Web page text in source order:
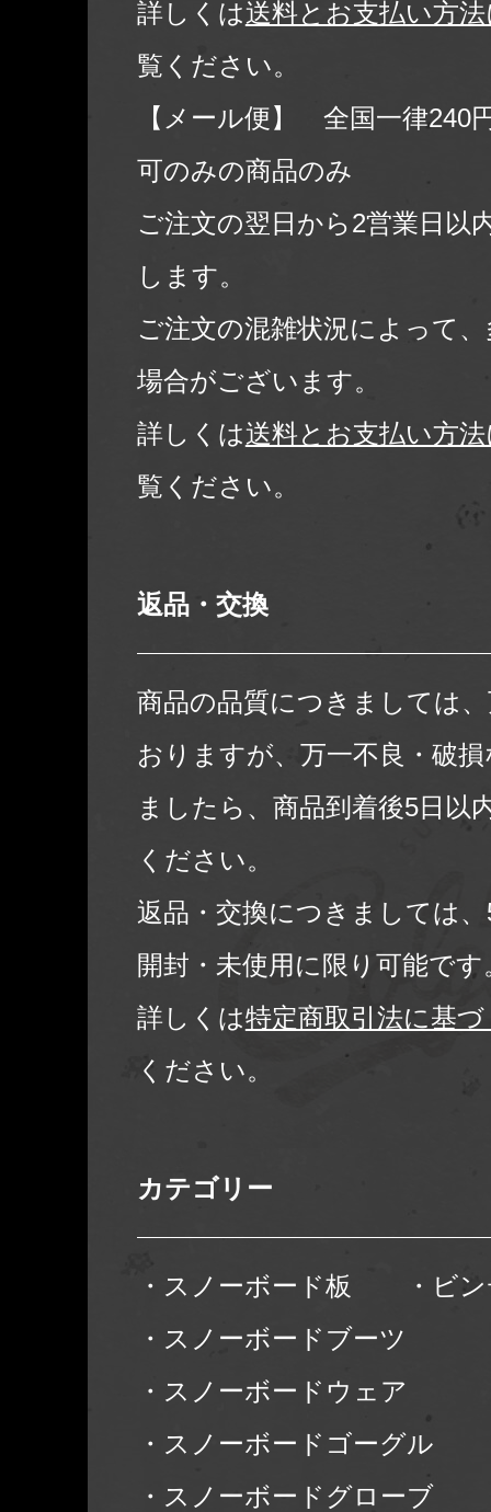
詳しくは送料とお支払い方
覧ください。
【メール便】 全国一律240
可のみの商品のみ
ご注文の翌日から2営業日以
します。
ご注文の混雑状況によって
場合がございます。
詳しくは送料とお支払い方
覧ください。
返品・交換
商品の品質につきましては
おりますが、万一不良・破
ましたら、商品到着後5日以
ください。
返品・交換につきましては
開封・未使用に限り可能です
詳しくは特定商取引法に基
ください。
カテゴリー
・スノーボード板
・ビ
・スノーボードブーツ
・スノーボードウェア
・スノーボードゴーグル
・スノーボードグローブ